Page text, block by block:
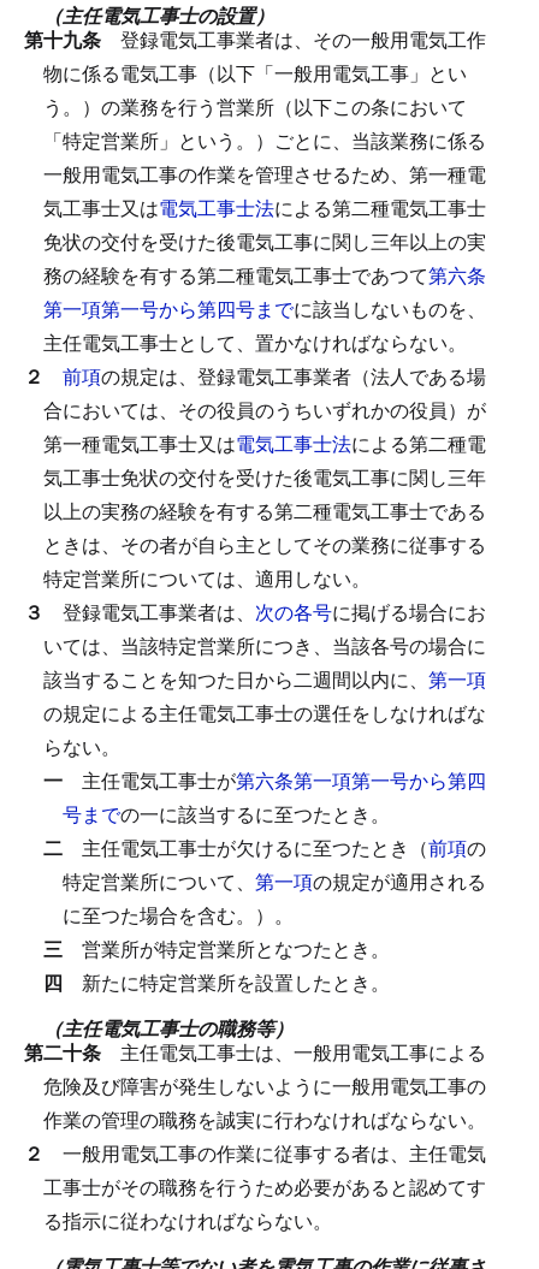
（主任電気工事士の設置）
第十九条 登録電気工事業者は、その一般用電気工作
物に係る電気工事（以下「一般用電気工事」とい
う。）の業務を行う営業所（以下この条において
「特定営業所」という。）ごとに、当該業務に係る
一般用電気工事の作業を管理させるため、第一種電
気工事士又は電気工事士法による第二種電気工事士
免状の交付を受けた後電気工事に関し三年以上の実
務の経験を有する第二種電気工事士であつて第六条
第一項第一号から第四号までに該当しないものを、
主任電気工事士として、置かなければならない。
２ 前項の規定は、登録電気工事業者（法人である場
合においては、その役員のうちいずれかの役員）が
第一種電気工事士又は電気工事士法による第二種電
気工事士免状の交付を受けた後電気工事に関し三年
以上の実務の経験を有する第二種電気工事士である
ときは、その者が自ら主としてその業務に従事する
特定営業所については、適用しない。
３ 登録電気工事業者は、 次の各号に掲げる場合にお
いては、当該特定営業所につき、当該各号の場合に
該当することを知つた日から二週間以内に、 第一項
の規定による主任電気工事士の選任をしなければな
らない。
一 主任電気工事士が第六条第一項第一号から第四
号までの一に該当するに至つたとき。
二 主任電気工事士が欠けるに至つたとき（前項の
特定営業所について、 第一項の規定が適用される
に至つた場合を含む。）。
三 営業所が特定営業所となつたとき。
四 新たに特定営業所を設置したとき。
（主任電気工事士の職務等）
第二十条 主任電気工事士は、一般用電気工事による
危険及び障害が発生しないように一般用電気工事の
作業の管理の職務を誠実に行わなければならない。
２ 一般用電気工事の作業に従事する者は、主任電気
工事士がその職務を行うため必要があると認めてす
る指示に従わなければならない。